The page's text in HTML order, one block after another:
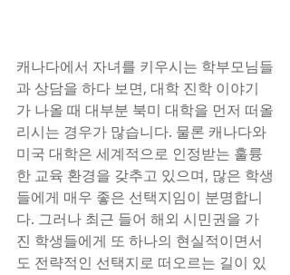
캐나다에서 자녀를 키우시는 학부모님들
과 상담을 하다 보면, 대학 진학 이야기
가 나올 때 대부분 북미 대학을 먼저 떠올
리시는 경우가 많습니다. 물론 캐나다와
미국 대학은 세계적으로 인정받는 훌륭
한 교육 환경을 갖추고 있으며, 많은 학생
들에게 매우 좋은 선택지임이 분명합니
다. 그러나 최근 들어 해외 시민권을 가
진 학생들에게 또 하나의 현실적이면서
도 전략적인 선택지로 떠오르는 길이 있